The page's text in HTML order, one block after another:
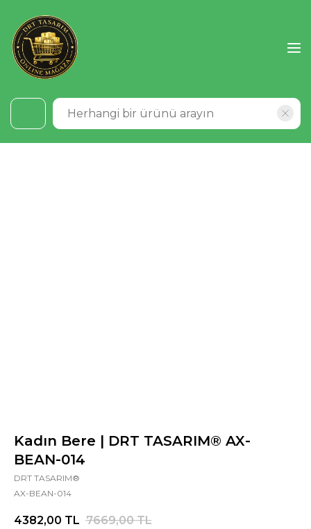
Kadın Bere | DRT TASARIM® AX-
BEAN-014
DRT TASARIM®
AX-BEAN-014
4382,00 TL 7669,00 TL